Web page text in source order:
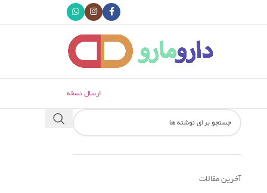
ارسال نسخه
آخرین مقالات